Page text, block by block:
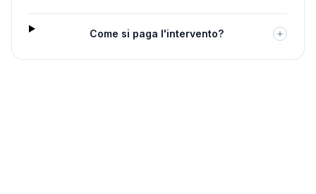
Come si paga l'intervento?